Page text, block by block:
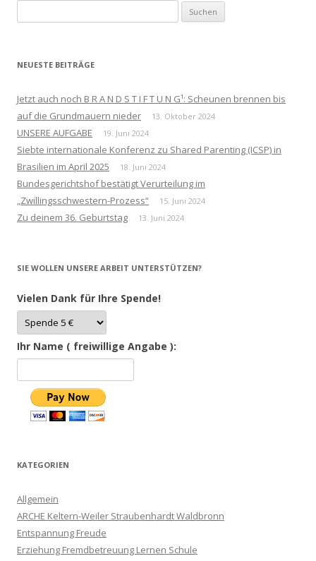
nach:
NEUESTE BEITRÄGE
Jetzt auch noch B R A N D S T I F T U N G¹: Scheunen brennen bis
auf die Grundmauern nieder
13. Oktober 2024
UNSERE AUFGABE 19. Juni 2024
Siebte internationale Konferenz zu Shared Parenting (ICSP) in
Brasilien im April 2025
18. Juni 2024
Bundesgerichtshof bestätigt Verurteilung im
„Zwillingsschwestern-Prozess“
15. Juni 2024
Zu deinem 36. Geburtstag 13. Juni 2024
SIE WOLLEN UNSERE ARBEIT UNTERSTÜTZEN?
Vielen Dank für Ihre Spende!
Ihr Name ( freiwillige Angabe ):
KATEGORIEN
Allgemein
ARCHE Keltern-Weiler Straubenhardt Waldbronn
Entspannung Freude
Erziehung Fremdbetreuung Lernen Schule